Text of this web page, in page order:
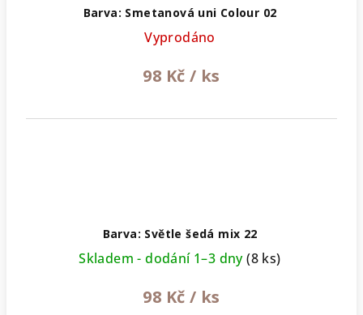
Barva: Smetanová uni Colour 02
Vyprodáno
98 Kč / ks
Barva: Světle šedá mix 22
Skladem - dodání 1–3 dny(8 ks)
98 Kč / ks